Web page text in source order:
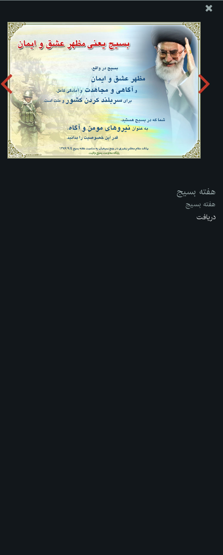
پایگاه اطلاع رسانی دفتر مقام معظم رهبری
ارسال نامه
هفته بسیج دریافت آلبوم:zip
هفته بسیج
هفته بسیج
دریافت